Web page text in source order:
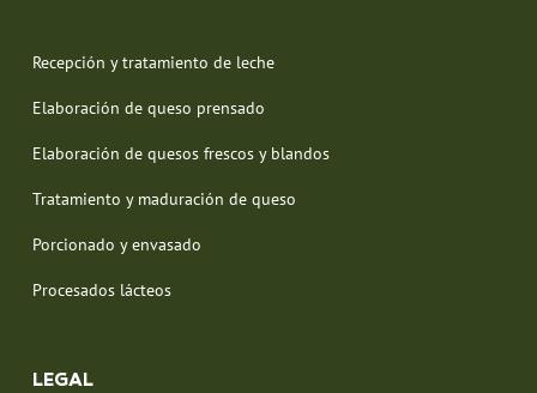
Recepción y tratamiento de leche
Elaboración de queso prensado
Elaboración de quesos frescos y blandos
Tratamiento y maduración de queso
Porcionado y envasado
Procesados lácteos
LEGAL